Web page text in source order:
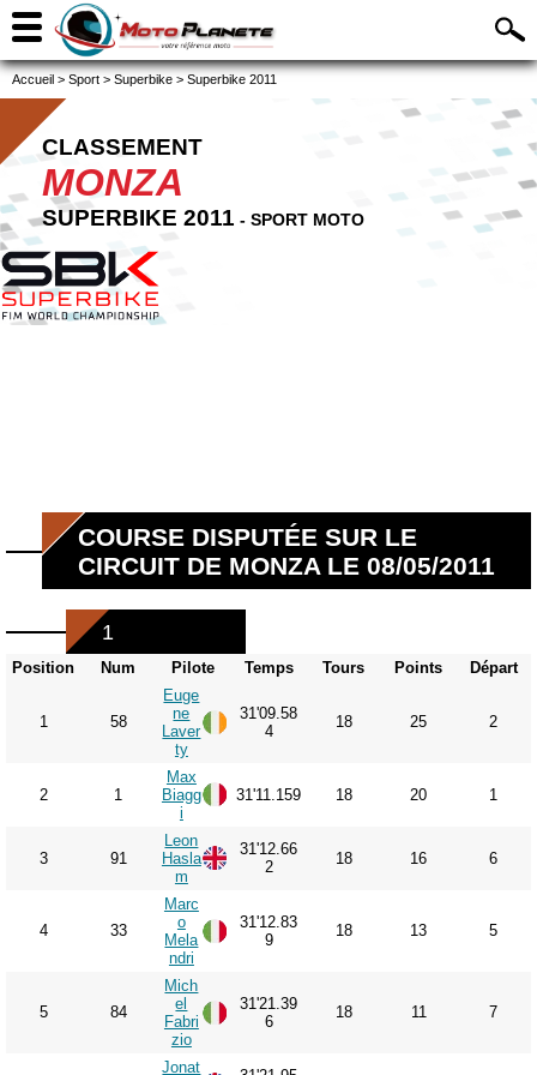
Accueil > Sport > Superbike > Superbike 2011
CLASSEMENT
MONZA
SUPERBIKE 2011 - SPORT MOTO
COURSE DISPUTÉE SUR LE
CIRCUIT DE MONZA LE 08/05/2011
1
Position Num Pilote Temps Tours Points Départ
1 58
Euge
ne
Laver
ty
31'09.58
4
18 25 2
2 1
Max
Biagg
i
31'11.159 18 20 1
3 91
Leon
Hasla
m
31'12.66
2
18 16 6
4 33
Marc
o
Mela
ndri
31'12.83
9
18 13 5
5 84
Mich
el
Fabri
zio
31'21.39
6
18 11 7
Jonat